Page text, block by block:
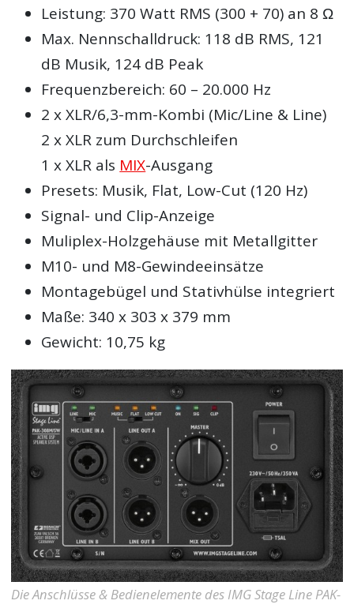
Leistung: 370 Watt RMS (300 + 70) an 8 Ω
Max. Nennschalldruck: 118 dB RMS, 121
dB Musik, 124 dB Peak
Frequenzbereich: 60 – 20.000 Hz
2 x XLR/6,3-mm-Kombi (Mic/Line & Line)
2 x XLR zum Durchschleifen
1 x XLR als MIX-Ausgang
Presets: Musik, Flat, Low-Cut (120 Hz)
Signal- und Clip-Anzeige
Muliplex-Holzgehäuse mit Metallgitter
M10- und M8-Gewindeeinsätze
Montagebügel und Stativhülse integriert
Maße: 340 x 303 x 379 mm
Gewicht: 10,75 kg
Die Anschlüsse & Bedienelemente des IMG Stage Line PAK-